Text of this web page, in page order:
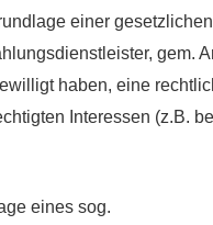
einer
gem.
haben, eine
Interessen (z.B.
eines sog.